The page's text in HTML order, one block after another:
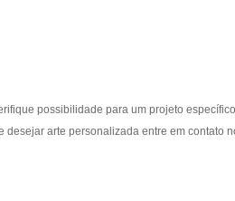
possibilidade para um projeto
arte personalizada entre em contato